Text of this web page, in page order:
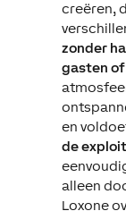
creëren,
zonder
gasten of
en
de
alleen
Loxone